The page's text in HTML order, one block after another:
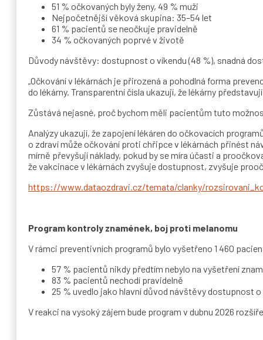
51 % očkovaných byly ženy, 49 % muži
Nejpočetnější věková skupina: 35–54 let
61 % pacientů se neočkuje pravidelně
34 % očkovaných poprvé v životě
Důvody návštěvy: dostupnost o víkendu (48 %), snadná
„Očkování v lékárnách je přirozená a pohodlná forma
do lékárny. Transparentní čísla ukazují, že lékárny
Zůstává nejasné, proč bychom měli pacientům tuto
Analýzy ukazují, že zapojení lékáren do očkovacích
o zdraví může očkování proti chřipce v lékárnách přinést
mírně převyšují náklady, pokud by se míra účasti a
že vakcinace v lékárnách zvyšuje dostupnost, zvyšuje
https://www.dataozdravi.cz/temata/clanky/
Program kontroly znamének, boj proti melanomu
V rámci preventivních programů bylo vyšetřeno 1 460
57 % pacientů nikdy předtím nebylo na vyšetření
83 % pacientů nechodí pravidelně
25 % uvedlo jako hlavní důvod návštěvy dostupnost o
V reakci na vysoký zájem bude program v dubnu 2026